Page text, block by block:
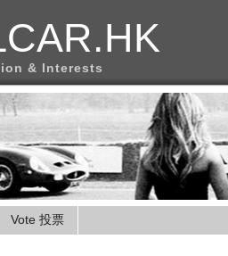
& Interests
Vote 投票